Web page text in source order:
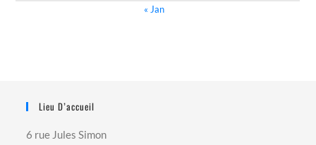
« Jan
Lieu D’accueil
6 rue Jules Simon